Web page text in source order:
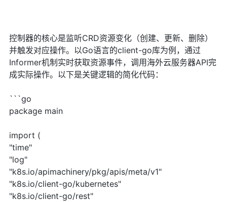
控制器的核心是监听CRD资源变化（创建、更新、删除）
并触发对应操作。以Go语言的client-go库为例，通过
Informer机制实时获取资源事件，调用海外云服务器API完
成实际操作。以下是关键逻辑的简化代码：
```go
package main
import (
"time"
"log"
"k8s.io/apimachinery/pkg/apis/meta/v1"
"k8s.io/client-go/kubernetes"
"k8s.io/client-go/rest"